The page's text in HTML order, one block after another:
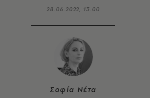
28.06.2022, 13:00
Σοφία Νέτα